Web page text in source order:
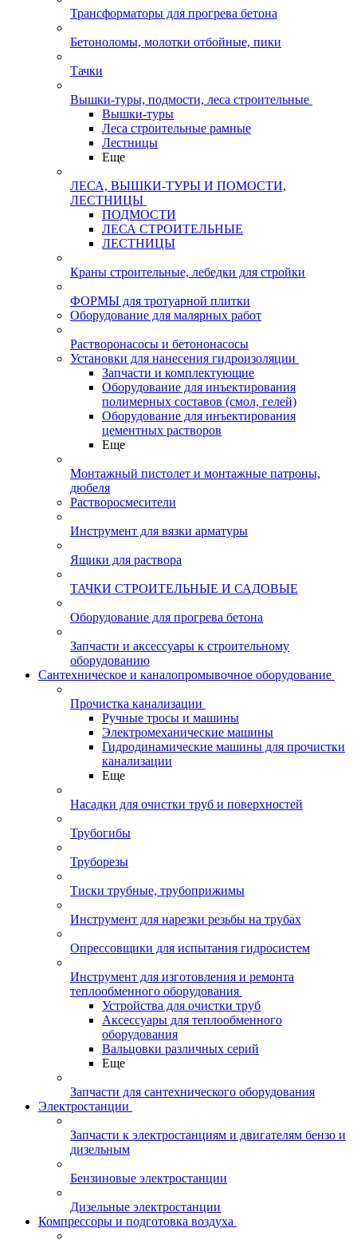
Трансформаторы для прогрева бетона
Бетоноломы, молотки отбойные, пики
Тачки
Вышки-туры, подмости, леса строительные
Вышки-туры
Леса строительные рамные
Лестницы
Еще
ЛЕСА, ВЫШКИ-ТУРЫ И ПОМОСТИ,
ЛЕСТНИЦЫ
ПОДМОСТИ
ЛЕСА СТРОИТЕЛЬНЫЕ
ЛЕСТНИЦЫ
Краны строительные, лебедки для стройки
ФОРМЫ для тротуарной плитки
Оборудование для малярных работ
Растворонасосы и бетононасосы
Установки для нанесения гидроизоляции
Запчасти и комплектующие
Оборудование для инъектирования
полимерных составов (смол, гелей)
Оборудование для инъектирования
цементных растворов
Еще
Монтажный пистолет и монтажные патроны,
дюбеля
Растворосмесители
Инструмент для вязки арматуры
Ящики для раствора
ТАЧКИ СТРОИТЕЛЬНЫЕ И САДОВЫЕ
Оборудование для прогрева бетона
Запчасти и аксессуары к строительному
оборудованию
Сантехническое и каналопромывочное оборудование
Прочистка канализации
Ручные тросы и машины
Электромеханические машины
Гидродинамические машины для прочистки
канализации
Еще
Насадки для очистки труб и поверхностей
Трубогибы
Труборезы
Тиски трубные, трубоприжимы
Инструмент для нарезки резьбы на трубах
Опрессовщики для испытания гидросистем
Инструмент для изготовления и ремонта
теплообменного оборудования
Устройства для очистки труб
Аксессуары для теплообменного
оборудования
Вальцовки различных серий
Еще
Запчасти для сантехнического оборудования
Электростанции
Запчасти к электростанциям и двигателям бензо и
дизельным
Бензиновые электростанции
Дизельные электростанции
Компрессоры и подготовка воздуха